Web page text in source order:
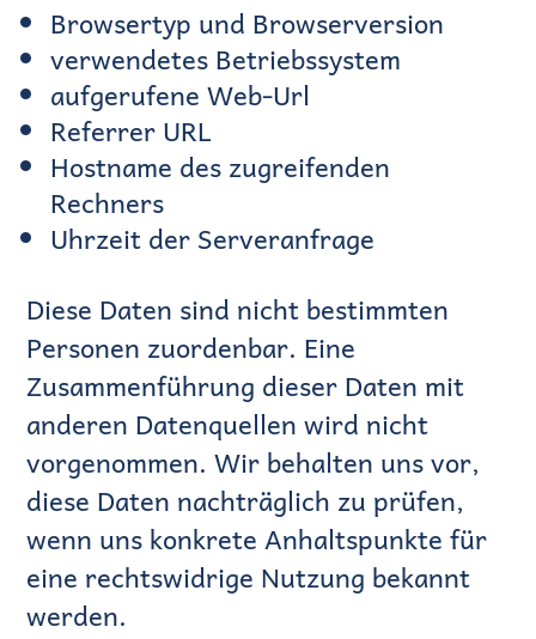
Browsertyp und Browserversion
verwendetes Betriebssystem
aufgerufene Web-Url
Referrer URL
Hostname des zugreifenden
Rechners
Uhrzeit der Serveranfrage
Diese Daten sind nicht bestimmten
Personen zuordenbar. Eine
Zusammenführung dieser Daten mit
anderen Datenquellen wird nicht
vorgenommen. Wir behalten uns vor,
diese Daten nachträglich zu prüfen,
wenn uns konkrete Anhaltspunkte für
eine rechtswidrige Nutzung bekannt
werden.